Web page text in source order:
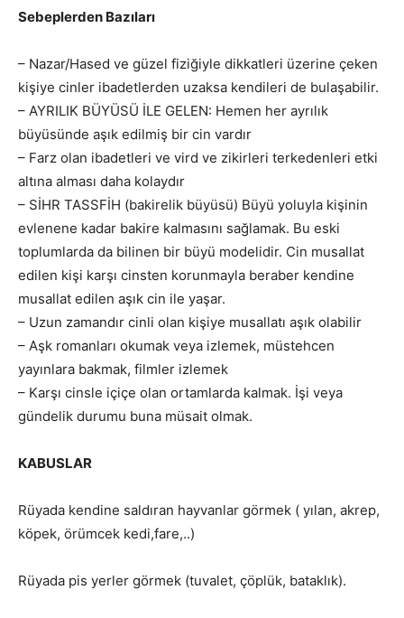
Sebeplerden Bazıları
– Nazar/Hased ve güzel fiziğiyle dikkatleri üzerine çeken
kişiye cinler ibadetlerden uzaksa kendileri de bulaşabilir.
– AYRILIK BÜYÜSÜ İLE GELEN: Hemen her ayrılık
büyüsünde aşık edilmiş bir cin vardır
– Farz olan ibadetleri ve vird ve zikirleri terkedenleri etki
altına alması daha kolaydır
– SİHR TASSFİH (bakirelik büyüsü) Büyü yoluyla kişinin
evlenene kadar bakire kalmasını sağlamak. Bu eski
toplumlarda da bilinen bir büyü modelidir. Cin musallat
edilen kişi karşı cinsten korunmayla beraber kendine
musallat edilen aşık cin ile yaşar.
– Uzun zamandır cinli olan kişiye musallatı aşık olabilir
– Aşk romanları okumak veya izlemek, müstehcen
yayınlara bakmak, filmler izlemek
– Karşı cinsle içiçe olan ortamlarda kalmak. İşi veya
gündelik durumu buna müsait olmak.
KABUSLAR
Rüyada kendine saldıran hayvanlar görmek ( yılan, akrep,
köpek, örümcek kedi,fare,..)
Rüyada pis yerler görmek (tuvalet, çöplük, bataklık).